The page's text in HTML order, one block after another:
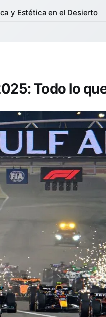
y Estética en el Desierto
Todo lo